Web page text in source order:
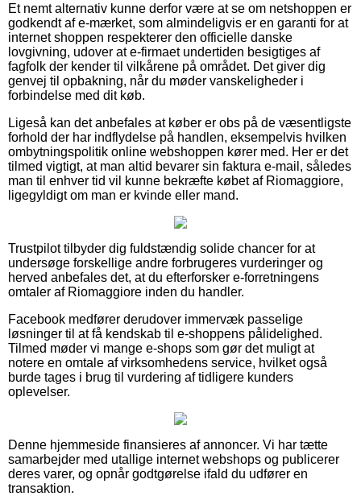
Et nemt alternativ kunne derfor være at se om netshoppen er
godkendt af e-mærket, som almindeligvis er en garanti for at
internet shoppen respekterer den officielle danske
lovgivning, udover at e-firmaet undertiden besigtiges af
fagfolk der kender til vilkårene på området. Det giver dig
genvej til opbakning, når du møder vanskeligheder i
forbindelse med dit køb.
Ligeså kan det anbefales at køber er obs på de væsentligste
forhold der har indflydelse på handlen, eksempelvis hvilken
ombytningspolitik online webshoppen kører med. Her er det
tilmed vigtigt, at man altid bevarer sin faktura e-mail, således
man til enhver tid vil kunne bekræfte købet af Riomaggiore,
ligegyldigt om man er kvinde eller mand.
Trustpilot tilbyder dig fuldstændig solide chancer for at
undersøge forskellige andre forbrugeres vurderinger og
herved anbefales det, at du efterforsker e-forretningens
omtaler af Riomaggiore inden du handler.
Facebook medfører derudover immervæk passelige
løsninger til at få kendskab til e-shoppens pålidelighed.
Tilmed møder vi mange e-shops som gør det muligt at
notere en omtale af virksomhedens service, hvilket også
burde tages i brug til vurdering af tidligere kunders
oplevelser.
Denne hjemmeside finansieres af annoncer. Vi har tætte
samarbejder med utallige internet webshops og publicerer
deres varer, og opnår godtgørelse ifald du udfører en
transaktion.